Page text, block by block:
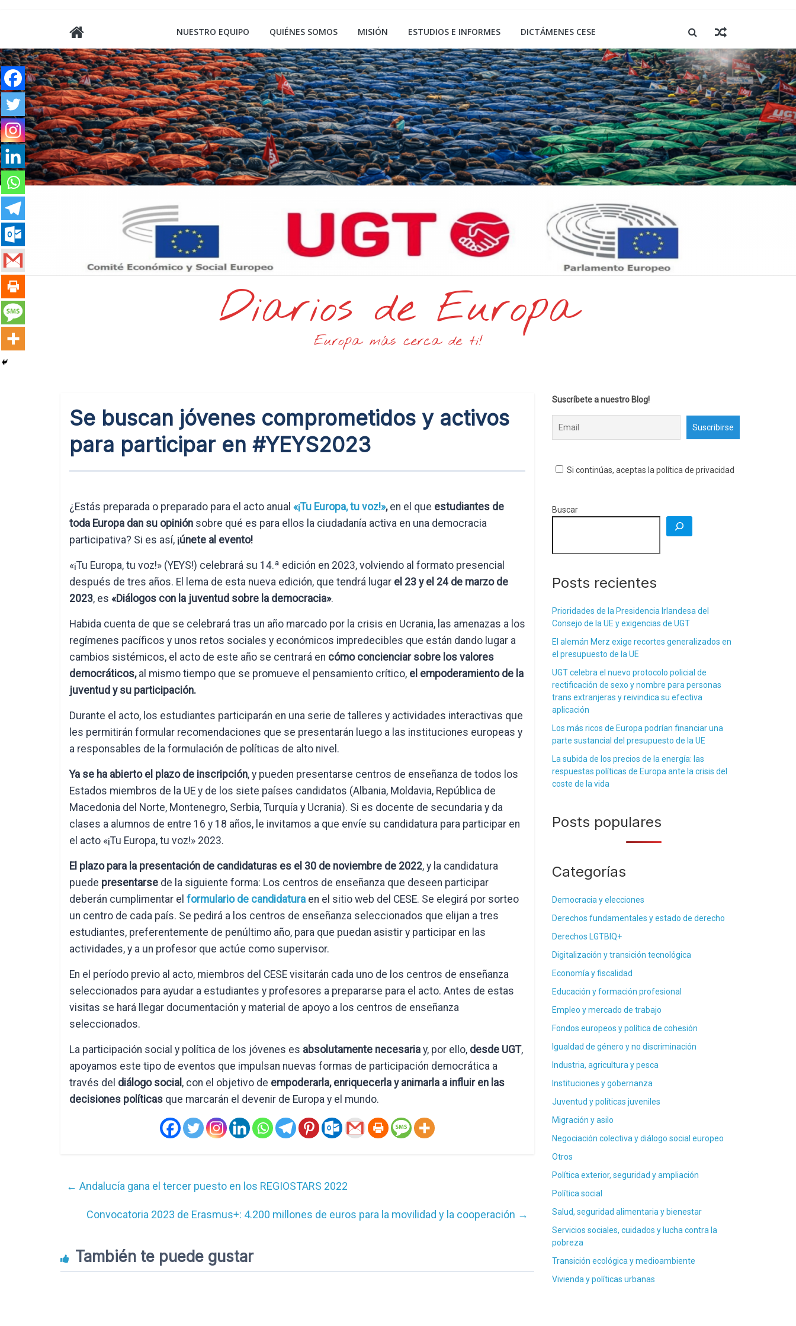
NUESTRO EQUIPO QUIÉNES SOMOS MISIÓN ESTUDIOS E INFORMES DICTÁMENES CESE
Diarios de Europa
Europa más cerca de ti!
Se buscan jóvenes comprometidos y activos
para participar en #YEYS2023
¿Estás preparada o preparado para el acto anual «¡Tu Europa, tu voz!», en el que estudiantes de
toda Europa dan su opinión sobre qué es para ellos la ciudadanía activa en una democracia
participativa? Si es así, ¡únete al evento!
«¡Tu Europa, tu voz!» (YEYS!) celebrará su 14.ª edición en 2023, volviendo al formato presencial
después de tres años. El lema de esta nueva edición, que tendrá lugar el 23 y el 24 de marzo de
2023, es «Diálogos con la juventud sobre la democracia».
Habida cuenta de que se celebrará tras un año marcado por la crisis en Ucrania, las amenazas a los
regímenes pacíficos y unos retos sociales y económicos impredecibles que están dando lugar a
cambios sistémicos, el acto de este año se centrará en cómo concienciar sobre los valores
democráticos, al mismo tiempo que se promueve el pensamiento crítico, el empoderamiento de la
juventud y su participación.
Durante el acto, los estudiantes participarán en una serie de talleres y actividades interactivas que
les permitirán formular recomendaciones que se presentarán luego a las instituciones europeas y
a responsables de la formulación de políticas de alto nivel.
Ya se ha abierto el plazo de inscripción, y pueden presentarse centros de enseñanza de todos los
Estados miembros de la UE y de los siete países candidatos (Albania, Moldavia, República de
Macedonia del Norte, Montenegro, Serbia, Turquía y Ucrania). Si es docente de secundaria y da
clases a alumnos de entre 16 y 18 años, le invitamos a que envíe su candidatura para participar en
el acto «¡Tu Europa, tu voz!» 2023.
El plazo para la presentación de candidaturas es el 30 de noviembre de 2022, y la candidatura
puede presentarse de la siguiente forma: Los centros de enseñanza que deseen participar
deberán cumplimentar el formulario de candidatura en el sitio web del CESE. Se elegirá por sorteo
un centro de cada país. Se pedirá a los centros de enseñanza seleccionados que elijan a tres
estudiantes, preferentemente de penúltimo año, para que puedan asistir y participar en las
actividades, y a un profesor que actúe como supervisor.
En el período previo al acto, miembros del CESE visitarán cada uno de los centros de enseñanza
seleccionados para ayudar a estudiantes y profesores a prepararse para el acto. Antes de estas
visitas se hará llegar documentación y material de apoyo a los centros de enseñanza
seleccionados.
La participación social y política de los jóvenes es absolutamente necesaria y, por ello, desde UGT,
apoyamos este tipo de eventos que impulsan nuevas formas de participación democrática a
través del diálogo social , con el objetivo de empoderarla, enriquecerla y animarla a influir en las
decisiones políticas que marcarán el devenir de Europa y el mundo.
← Andalucía gana el tercer puesto en los REGIOSTARS 2022
Convocatoria 2023 de Erasmus+: 4.200 millones de euros para la movilidad y la cooperación →
También te puede gustar
Suscríbete a nuestro Blog!
Si continúas, aceptas la política de privacidad
Buscar
Posts recientes
Prioridades de la Presidencia Irlandesa del
Consejo de la UE y exigencias de UGT
El alemán Merz exige recortes generalizados en
el presupuesto de la UE
UGT celebra el nuevo protocolo policial de
rectificación de sexo y nombre para personas
trans extranjeras y reivindica su efectiva
aplicación
Los más ricos de Europa podrían financiar una
parte sustancial del presupuesto de la UE
La subida de los precios de la energía: las
respuestas políticas de Europa ante la crisis del
coste de la vida
Posts populares
Categorías
Democracia y elecciones
Derechos fundamentales y estado de derecho
Derechos LGTBIQ+
Digitalización y transición tecnológica
Economía y fiscalidad
Educación y formación profesional
Empleo y mercado de trabajo
Fondos europeos y política de cohesión
Igualdad de género y no discriminación
Industria, agricultura y pesca
Instituciones y gobernanza
Juventud y políticas juveniles
Migración y asilo
Negociación colectiva y diálogo social europeo
Otros
Política exterior, seguridad y ampliación
Política social
Salud, seguridad alimentaria y bienestar
Servicios sociales, cuidados y lucha contra la
pobreza
Transición ecológica y medioambiente
Vivienda y políticas urbanas